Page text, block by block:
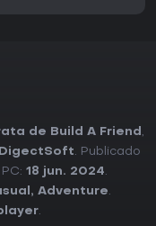
de Build A Friend ,
DigectSoft. Publicado
18 jun. 2024.
, Adventure.
.